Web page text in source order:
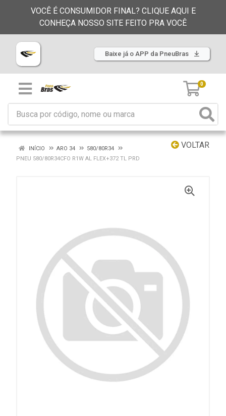
VOCÊ É CONSUMIDOR FINAL? CLIQUE AQUI E
CONHEÇA NOSSO SITE FEITO PRA VOCÊ
Baixe já o APP da PneuBras
0
VOLTAR
INÍCIO ARO 34
580/80R34
PNEU 580/80R34CFO R1W AL FLEX+372 TL PRD